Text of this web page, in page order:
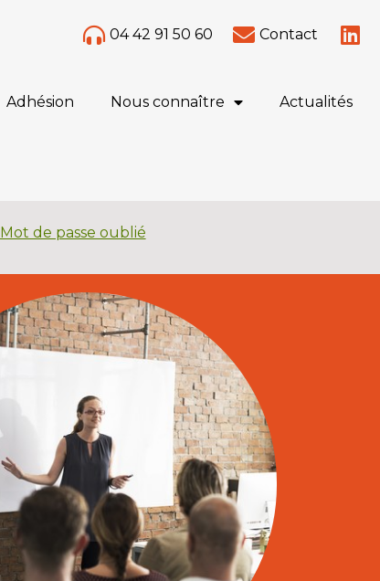
04 42 91 50 60 Contact
Adhésion Nous connaître Actualités
Mot de passe oublié